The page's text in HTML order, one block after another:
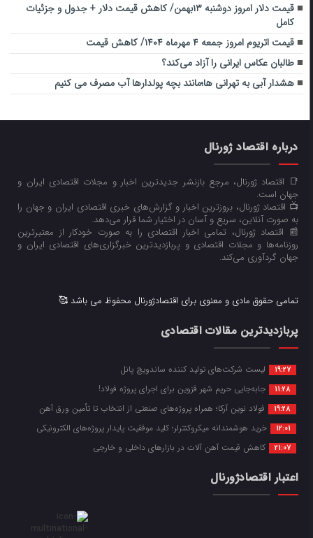
قیمت دلار امروز دوشنبه ۱۳بهمن/ کاهش قیمت دلار + جدول و جزئیات
کامل
قیمت اتریوم امروز جمعه ۴ مهرماه ۱۴۰۴/ کاهش قیمت
طالبان عکاس ایرانی را آزاد می‌کند؟
هشدار آبی به تهرانی ها؛مانند بچه پولدارها آب مصرف می کنیم
درباره اقتصاد ژورنال
📑 اقتصاد ژورنال، مرجع بازنشر جدیدترین اخبار و مجلات اقتصادی ایران و
جهان است.
📺 اقتصاد ژورنال، بروزترین اخبار و گزارش‌های خبری اقتصادی ایران و جهان را
به صورت آنلاین، سریع و آسان در اختیار شما قرار می‌‌دهد.
📰 اقتصاد ژورنال، تمامی اخبار اقتصادی را به صورت خودکار از معتبرترین
روزنامه‌ها و مجلات اقتصادی و پربازدیدترین خبرگزاری‌های اقتصادی ایران و
جهان گردآوری می‌کند.
تمامی حقوق مادی و معنوی برای اقتصادژورنال محفوظ می باشد 🥰
پربازدیدترین مقالات اقتصادی
19:27 لیست شرکت‌های تولید کننده ساندویچ پانل
11:28 جابه‌جایی حریم شهر قزوین برای اجرای پروژه فولاد!
19:28 فولاد نوین آرکا؛ همراه پروژه‌های صنعتی از انتخاب تا تأمین ورق آهن
12:01 خرید هوشمندانه میکروکنترلر؛ کلید موفقیت پایدار پروژه‌های الکترونیکی
21:07 کاهش قیمت آهن آلات در بازارهای داخلی و خارجی
اعتبار اقتصادژورنال